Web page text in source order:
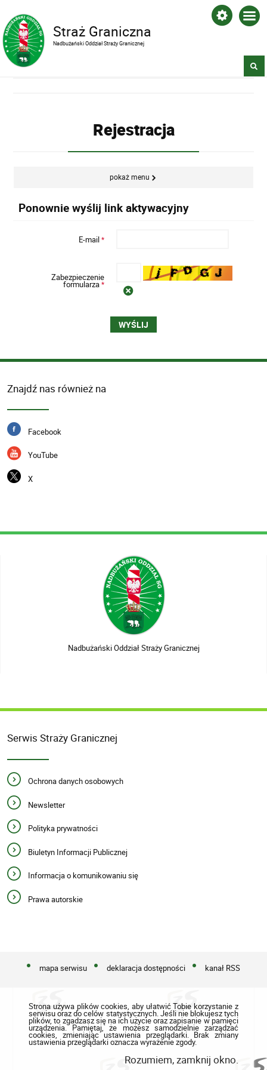
Straż Graniczna
Nadbużański Oddział Straży Granicznej
Rejestracja
pokaż menu
Ponownie wyślij link aktywacyjny
E-mail *
Zabezpieczenie
formularza *
Znajdź nas również na
Facebook
YouTube
X
Nadbużański Oddział Straży Granicznej
Serwis Straży Granicznej
Ochrona danych osobowych
Newsletter
Polityka prywatności
Biuletyn Informacji Publicznej
Informacja o komunikowaniu się
Prawa autorskie
mapa serwisu deklaracja dostępności kanał RSS
Strona używa plików cookies, aby ułatwić Tobie korzystanie z
serwisu oraz do celów statystycznych. Jeśli nie blokujesz tych
plików, to zgadzasz się na ich użycie oraz zapisanie w pamięci
urządzenia. Pamiętaj, że możesz samodzielnie zarządzać
cookies, zmieniając ustawienia przeglądarki. Brak zmiany
ustawienia przeglądarki oznacza wyrażenie zgody.
Rozumiem, zamknij okno.